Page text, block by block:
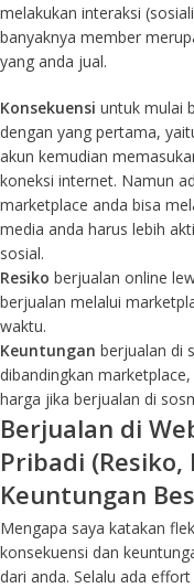
melakukan interaksi
banyaknya member
yang anda jual.
Konsekuensi untuk mulai
dengan yang pertama,
akun kemudian
koneksi internet. Namun
marketplace anda bisa
media anda harus lebih
sosial.
Resiko berjualan online
berjualan melalui
waktu.
Keuntungan berjualan di
dibandingkan
harga jika berjualan di
Berjualan di
Pribadi
Keuntungan
Mengapa saya katakan
konsekuensi dan
dari anda. Selalu ada